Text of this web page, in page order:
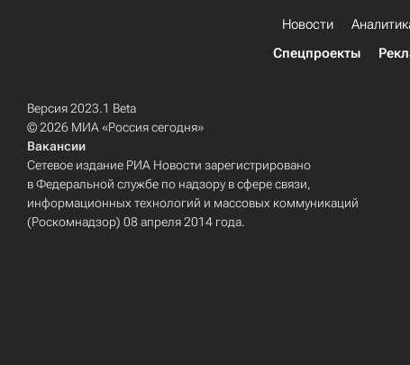
Новости
Спецпроекты
Версия 2023.1 Beta
© 2026 МИА «Россия сегодня»
Вакансии
Сетевое издание РИА Новости зарегистрировано
в Федеральной службе по надзору в сфере связи,
информационных технологий и массовых коммуникаций
(Роскомнадзор) 08 апреля 2014 года.